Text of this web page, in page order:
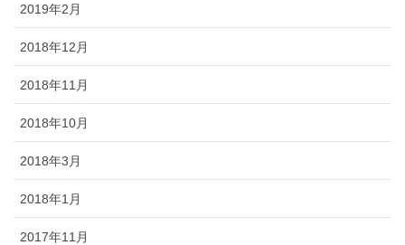
2019年2月
2018年12月
2018年11月
2018年10月
2018年3月
2018年1月
2017年11月